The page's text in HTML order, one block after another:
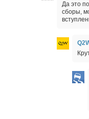
Да это
сборы,